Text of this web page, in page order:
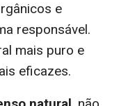
e
responsável.
mais puro e
eficazes.